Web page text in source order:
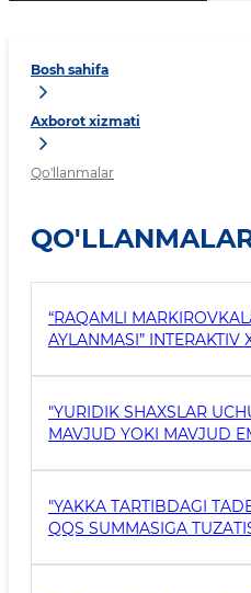
Bosh sahifa
Axborot xizmati
Qo'llanmalar
“RAQAMLI
AYLANMASI” INTERAKTIV
"YURIDIK SHAXSLAR
MAVJUD YOKI MAVJUD
"YAKKA TARTIBDAGI
QQS SUMMASIGA
BOʻYICHA